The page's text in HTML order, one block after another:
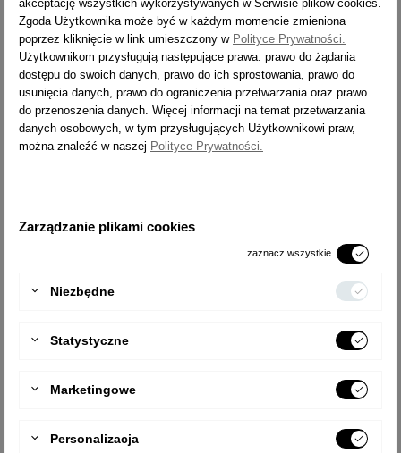
WYSYŁKA 14 dni
9417
LICZBA STOPNI 2x7
ZASIĘG PRACY [M]
CIĘŻAR [KG]
TYP
2x8
3,5
WYSYŁKA 14 dni
9419
ZASIĘG PRACY [M] 3,7
akceptację wszystkich wykorzystywanych w Serwisie plików cookies.
Zgoda Użytkownika może być w każdym momencie zmieniona
poprzez kliknięcie w link umieszczony w Polityce Prywatności.
Użytkownikom przysługują następujące prawa: prawo do żądania
dostępu do swoich danych, prawo do ich sprostowania, prawo do
usunięcia danych, prawo do ograniczenia przetwarzania oraz prawo
do przenoszenia danych. Więcej informacji na temat przetwarzania
danych osobowych, w tym przysługujących Użytkownikowi praw,
można znaleźć w naszej Polityce Prywatności.
Zarządzanie plikami cookies
zaznacz wszystkie
Niezbędne
Statystyczne
Marketingowe
Personalizacja